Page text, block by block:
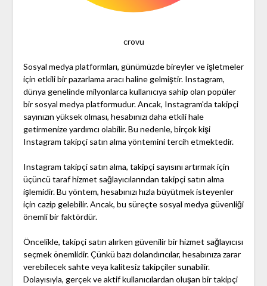
crovu
Sosyal medya platformları, günümüzde bireyler ve işletmeler
için etkili bir pazarlama aracı haline gelmiştir. Instagram,
dünya genelinde milyonlarca kullanıcıya sahip olan popüler
bir sosyal medya platformudur. Ancak, Instagram'da takipçi
sayınızın yüksek olması, hesabınızı daha etkili hale
getirmenize yardımcı olabilir. Bu nedenle, birçok kişi
Instagram takipçi satın alma yöntemini tercih etmektedir.
Instagram takipçi satın alma, takipçi sayısını artırmak için
üçüncü taraf hizmet sağlayıcılarından takipçi satın alma
işlemidir. Bu yöntem, hesabınızı hızla büyütmek isteyenler
için cazip gelebilir. Ancak, bu süreçte sosyal medya güvenliği
önemli bir faktördür.
Öncelikle, takipçi satın alırken güvenilir bir hizmet sağlayıcısı
seçmek önemlidir. Çünkü bazı dolandırıcılar, hesabınıza zarar
verebilecek sahte veya kalitesiz takipçiler sunabilir.
Dolayısıyla, gerçek ve aktif kullanıcılardan oluşan bir takipçi